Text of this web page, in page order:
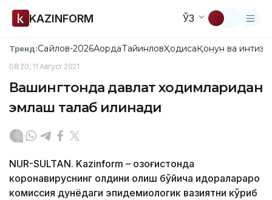
KAZINFORM ЎЗ
Тренд:Сайлов-2026АқордаТайинловҲодисаҚонун ва
08:20, 11 Август 2021
Вашингтонда давлат ходимларидан
эмлаш талаб қилинади
NUR-SULTAN. Kazinform – Қозоғистонда
коронавируснинг олдини олиш бўйича идоралараро
комиссия дунёдаги эпидемиологик вазиятни кўриб